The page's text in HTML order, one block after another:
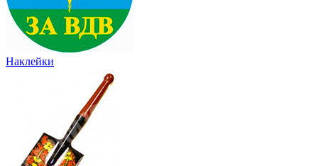
Наклейки